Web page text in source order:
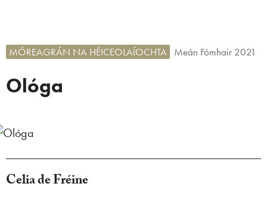
Ológa
MÓREAGRÁN NA HÉICEOLAÍOCHTA Meán Fómhair 2021
Celia de Fréine